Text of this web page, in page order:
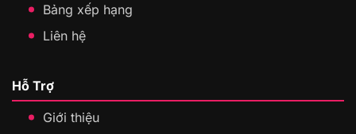
Bảng xếp hạng
Liên hệ
Hỗ Trợ
Giới thiệu